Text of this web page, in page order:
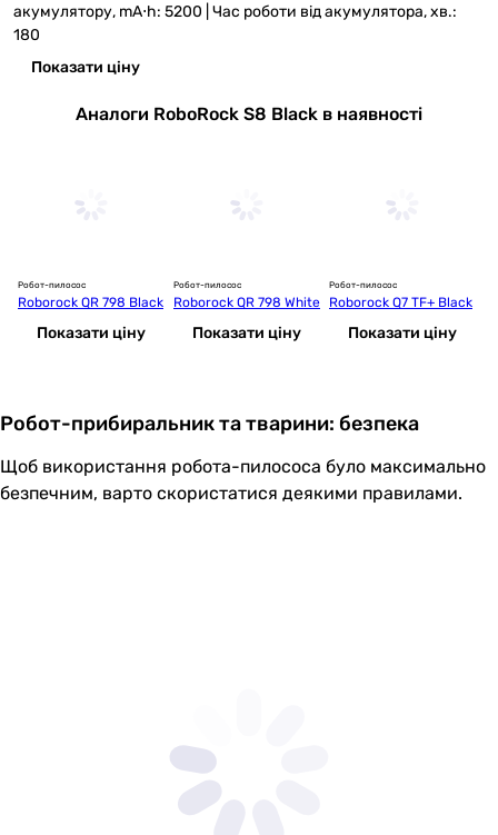
акумулятору, mА⋅h: 5200 | Час роботи від акумулятора, хв.:
180
Показати ціну
Аналоги RoboRock S8 Black в наявності
Робот-пилосос
Roborock QR 798 Black
Показати ціну
Робот-пилосос
Roborock QR 798 White
Показати ціну
Робот-пилосос
Roborock Q7 TF+ Black
Показати ціну
Робот-прибиральник та тварини: безпека
Щоб використання робота-пилососа було максимально
безпечним, варто скористатися деякими правилами.